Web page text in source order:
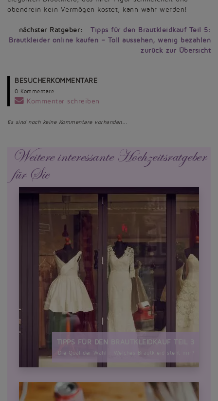
obendrein kein Vermögen kostet, kann wahr werden!
nächster Ratgeber:
Tipps für den Brautkleidkauf Teil 5:
Brautkleider online kaufen – Toll aussehen, wenig bezahlen
zurück zur Übersicht
BESUCHERKOMMENTARE
0 Kommentare
Kommentar schreiben
Es sind noch keine Kommentare vorhanden...
Weitere interessante Hochzeitsratgeber
für Sie
TIPPS FÜR DEN BRAUTKLEIDKAUF TEIL 3
Die Qual der Wahl - Welches Brautkleid steht mir?